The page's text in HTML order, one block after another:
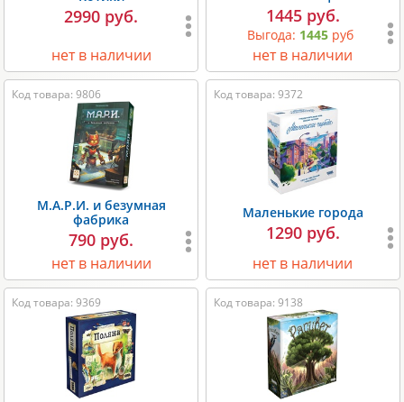
2990 руб.
нет в наличии
1445 руб.
Выгода: 1445руб
нет в наличии
Код товара: 9806
М.А.Р.И. и безумная
фабрика
790 руб.
нет в наличии
Код товара: 9372
Маленькие города
1290 руб.
нет в наличии
Код товара: 9369 Код товара: 9138